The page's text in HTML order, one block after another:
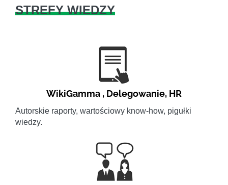
STREFY WIEDZY
WikiGamma , Delegowanie, HR
Autorskie raporty, wartościowy know-how, pigułki
wiedzy.